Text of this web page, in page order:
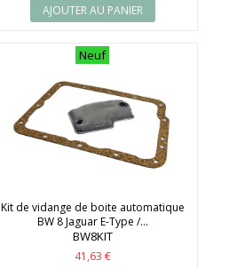
AJOUTER AU PANIER
Neuf
Kit de vidange de boite automatique
BW 8 Jaguar E-Type /...
BW8KIT
41,63 €